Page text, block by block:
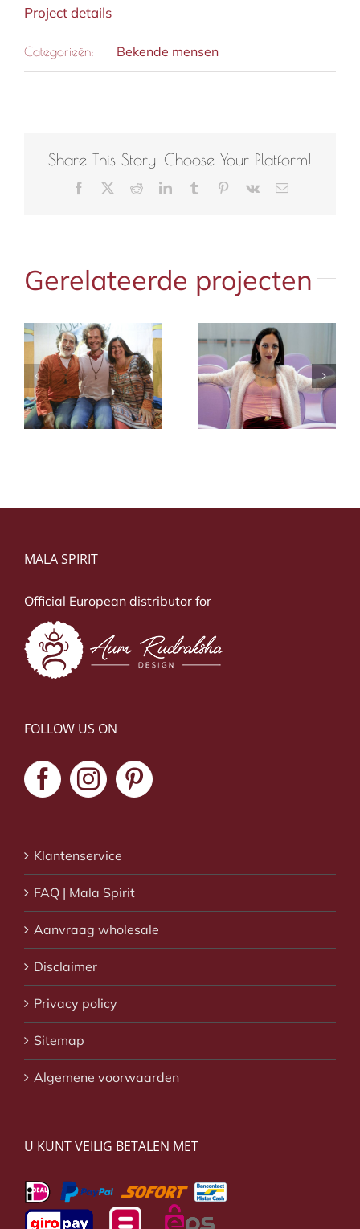
Project details
Categorieën: Bekende mensen
Share This Story, Choose Your Platform!
Facebook RedditLinkedInTumblr Pinterest
Vk
E-
Gerelateerde projecten
Chiara Karse
Carsenzola
Dustin Thomas
MALA SPIRIT
Official European distributor for
FOLLOW US ON
Klantenservice
FAQ | Mala Spirit
Aanvraag wholesale
Disclaimer
Privacy policy
Sitemap
Algemene voorwaarden
U KUNT VEILIG BETALEN MET